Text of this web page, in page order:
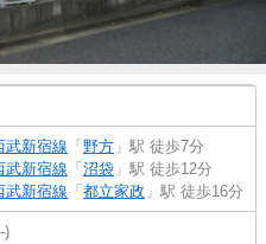
武新宿線 「 野方 」駅 徒歩7分
武新宿線 「 沼袋 」駅 徒歩12分
武新宿線 「 都立家政 」駅 徒歩16分
)